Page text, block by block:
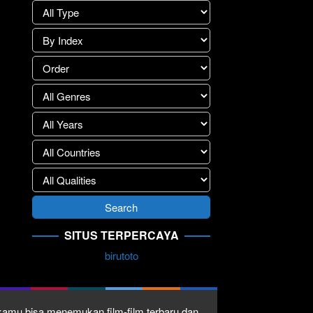
SITUS TERPERCAYA
birutoto